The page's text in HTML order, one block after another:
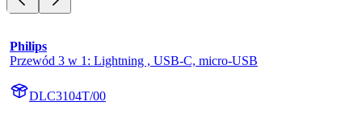
Philips
Przewód 3 w 1: Lightning , USB-C, micro-USB
DLC3104T/00